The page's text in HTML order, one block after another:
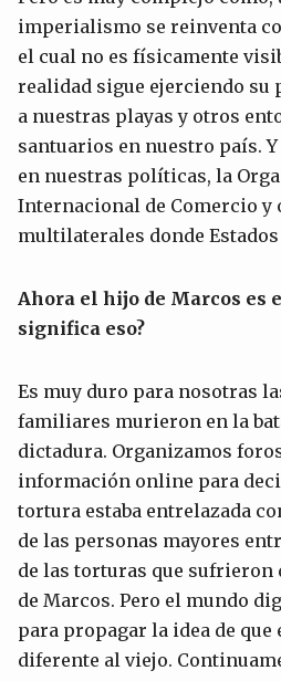
imperialismo se reinventa
el cual no es físicamente
realidad sigue ejerciendo su
a nuestras playas y otros
santuarios en nuestro país.
en nuestras políticas, la
Internacional de Comercio
multilaterales donde
Ahora el hijo de Marcos es
significa eso?
Es muy duro para nosotras
familiares murieron en la
dictadura. Organizamos
información online para
tortura estaba entrelazada
de las personas mayores
de las torturas que sufrieron
de Marcos. Pero el mundo
para propagar la idea de que
diferente al viejo.